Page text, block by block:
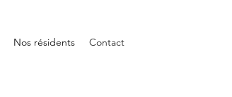
Nos résidents Contact